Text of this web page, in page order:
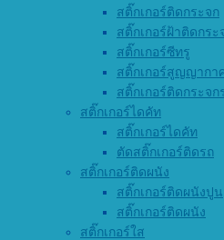
สติ๊กเกอร์ติดกระจก
สติ๊กเกอร์ฝ้าติดกระ
สติ๊กเกอร์ซีทรู
สติ๊กเกอร์สูญญากา
สติ๊กเกอร์ติดกระจก
สติ๊กเกอร์ไดคัท
สติ๊กเกอร์ไดคัท
ตัดสติ๊กเกอร์ติดรถ
สติ๊กเกอร์ติดผนัง
สติ๊กเกอร์ติดผนังปูน
สติ๊กเกอร์ติดผนัง
สติ๊กเกอร์ใส